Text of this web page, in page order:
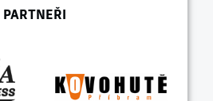
PARTNEŘI